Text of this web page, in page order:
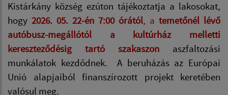
Kistárkány község ezúton tájékoztatja a lakosokat,
hogy 2026. 05. 22-én 7:00 órától, a temetőnél lévő
autóbusz-megállótól a kultúrház melletti
kereszteződésig tartó szakaszon aszfaltozási
munkálatok kezdődnek. A beruházás az Európai
Unió alapjaiból finanszírozott projekt keretében
valósul meg.